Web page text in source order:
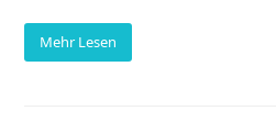
Mehr Lesen